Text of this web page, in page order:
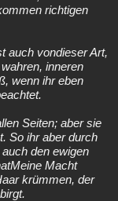
richtigen
auch vondieser Art,
inneren
wenn ihr eben
Seiten; aber sie
So ihr aber durch
den ewigen
Macht
krümmen, der